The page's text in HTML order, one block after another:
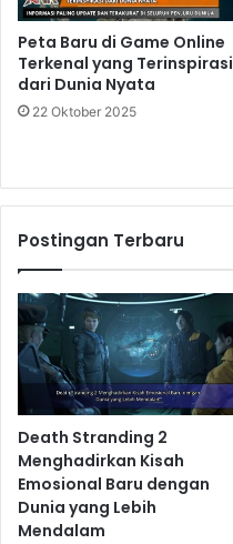
Peta Baru di Game Online
Terkenal yang Terinspirasi
dari Dunia Nyata
22 Oktober 2025
Postingan Terbaru
Death Stranding 2
Menghadirkan Kisah
Emosional Baru dengan
Dunia yang Lebih
Mendalam